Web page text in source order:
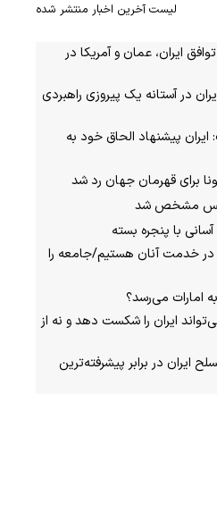
لیست آخرین اخبار منتشر شده
ایران، عمان و آمریکا در
در آستانه یک پیروزی راهبردی
پیشنهاد الحاق خود به
برای قهرمان جهان رد شد
مشخص شد
با پنجره بسته
در خدمت آنان هستیم/جامعه را
امارات می‌رسد؟
ایران را شکست دهد و نه از
ایران در برابر پیشرفته‌ترین